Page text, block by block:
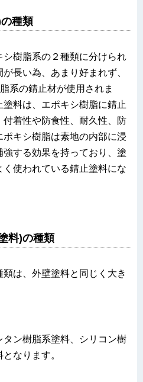
種類
樹脂系の２種類に分けられ
長い為、あまり好まれず、
系の錆止材が使用されま
料は、エポキシ樹脂に錆止
着性や防食性、耐久性、防
キシ樹脂は素地の内部に浸
する効果を持っており、塗
使われている錆止塗料にな
料)の種類
は、外壁塗料と同じく大き
ン樹脂系塗料、シリコン樹
なります。